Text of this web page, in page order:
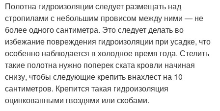
Полотна гидроизоляции следует размещать над
стропилами с небольшим провисом между ними — не
более одного сантиметра. Это следует делать во
избежание повреждения гидроизоляции при усадке, что
особенно наблюдается в холодное время года. Стелить
такие полотна нужно поперек ската кровли начиная
снизу, чтобы следующие крепить внахлест на 10
сантиметров. Крепится такая гидроизоляция
оцинкованными гвоздями или скобами.